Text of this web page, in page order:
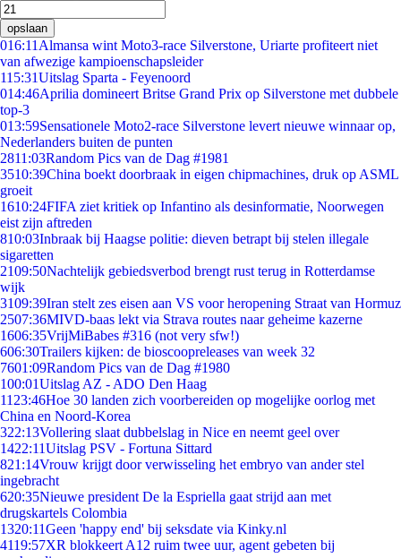
opslaan
016:11 Almansa wint Moto3-race Silverstone, Uriarte profiteert niet
van afwezige kampioenschapsleider
115:31Uitslag Sparta - Feyenoord
014:46Aprilia domineert Britse Grand Prix op Silverstone met dubbele
top-3
013:59Sensationele Moto2-race Silverstone levert nieuwe winnaar op,
Nederlanders buiten de punten
2811:03Random Pics van de Dag #1981
3510:39China boekt doorbraak in eigen chipmachines, druk op ASML
groeit
1610:24FIFA ziet kritiek op Infantino als desinformatie, Noorwegen
eist zijn aftreden
810:03Inbraak bij Haagse politie: dieven betrapt bij stelen illegale
sigaretten
2109:50Nachtelijk gebiedsverbod brengt rust terug in Rotterdamse
wijk
3109:39Iran stelt zes eisen aan VS voor heropening Straat van Hormuz
2507:36MIVD-baas lekt via Strava routes naar geheime kazerne
1606:35VrijMiBabes #316 (not very sfw!)
606:30Trailers kijken: de bioscoopreleases van week 32
7601:09Random Pics van de Dag #1980
100:01Uitslag AZ - ADO Den Haag
11 23:46Hoe 30 landen zich voorbereiden op mogelijke oorlog met
China en Noord-Korea
322:13Vollering slaat dubbelslag in Nice en neemt geel over
1422:11Uitslag PSV - Fortuna Sittard
821:14Vrouw krijgt door verwisseling het embryo van ander stel
ingebracht
620:35Nieuwe president De la Espriella gaat strijd aan met
drugskartels Colombia
1320:11Geen 'happy end' bij seksdate via Kinky.nl
4119:57XR blokkeert A12 ruim twee uur, agent gebeten bij